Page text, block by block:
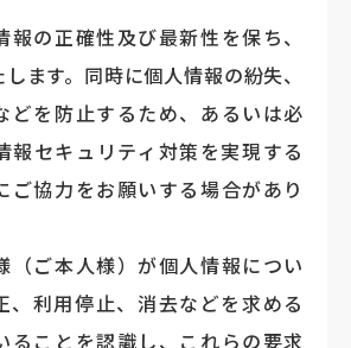
報の正確性及び最新性を保ち、
ます。同時に個人情報の紛失、
どを防止するため、あるいは必
報セキュリティ対策を実現する
ご協力をお願いする場合があり
（ご本人様）が個人情報につい
、利用停止、消去などを求める
ることを認識し、これらの要求